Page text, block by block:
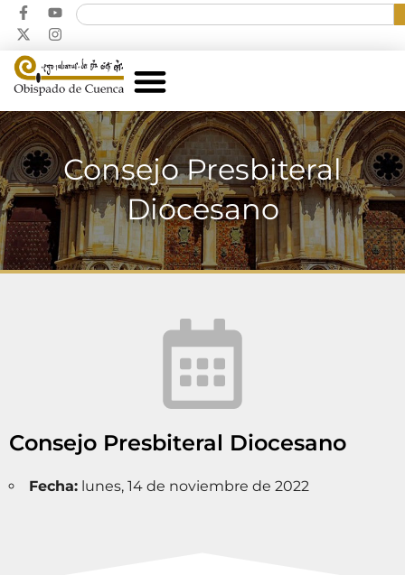
Consejo Presbiteral
Diocesano
Consejo Presbiteral Diocesano
Fecha: lunes, 14 de noviembre de 2022